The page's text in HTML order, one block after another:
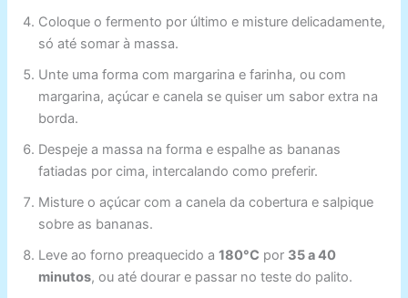
Coloque o fermento por último e misture delicadamente,
só até somar à massa.
Unte uma forma com margarina e farinha, ou com
margarina, açúcar e canela se quiser um sabor extra na
borda.
Despeje a massa na forma e espalhe as bananas
fatiadas por cima, intercalando como preferir.
Misture o açúcar com a canela da cobertura e salpique
sobre as bananas.
Leve ao forno preaquecido a180°C por 35 a 40
minutos, ou até dourar e passar no teste do palito.